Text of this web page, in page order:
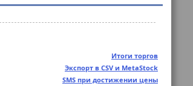
Итоги торгов
Экспорт в CSV и MetaStock
SMS при достижении цены